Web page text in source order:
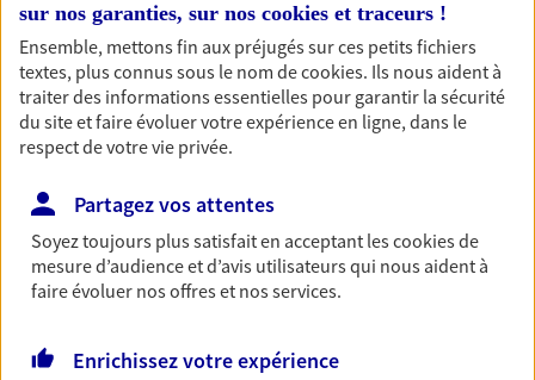
Découvrir l'offre Prévoyance
NOUS CONTACTER
Assurance vie
Réalisez vos projets grâce à votre Assurance vie :
achat immobilier, études des enfants ou voyage
autour du monde… Épargnez à votre rythme et
simplement, selon votre profil.
NOUS CONTACTER
sur nos garanties, sur nos cookies et traceurs !
Ensemble, mettons fin aux préjugés sur ces petits fichiers
textes, plus connus sous le nom decookies. Ils nous aident à
traiter des informations essentielles pour garantir la sécurité
du site et faire évoluer votre expérience en ligne, dans le
respect de votre vie privée.
Partagez vos attentes
Soyez toujours plus satisfait en acceptant lescookiesde
mesure d’audience et d’avis utilisateurs qui nous aident à
faire évoluer nos offres et nos services.
Enrichissez votre expérience